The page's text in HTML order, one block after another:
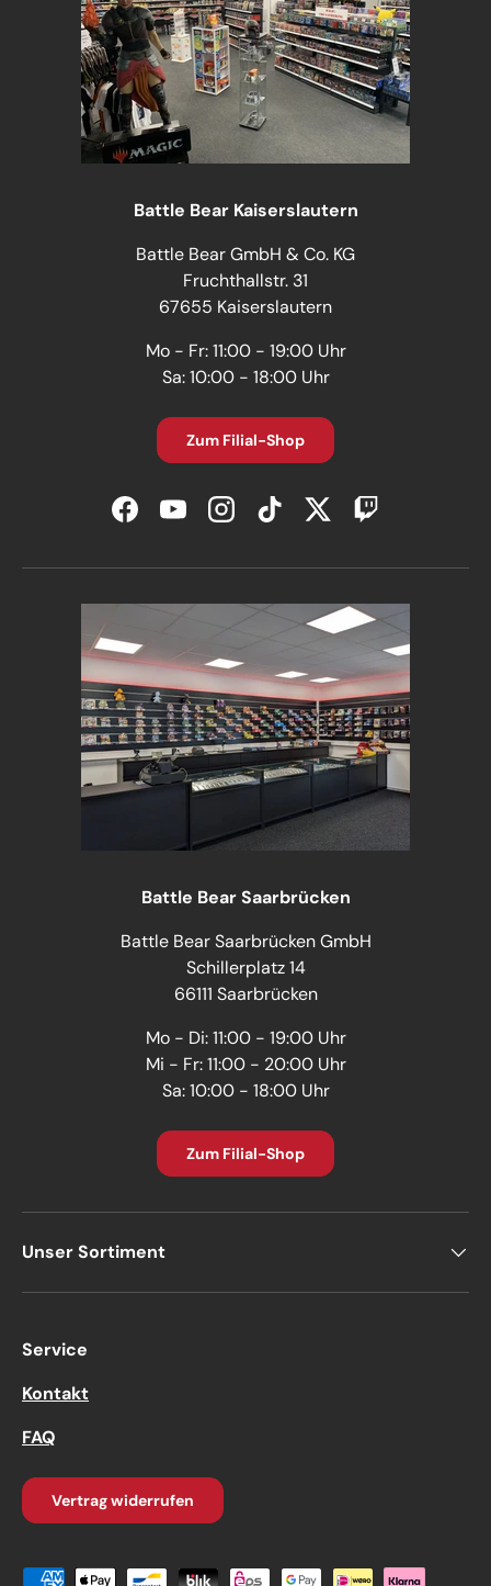
Battle Bear Kaiserslautern
Battle Bear GmbH & Co. KG
Fruchthallstr. 31
67655 Kaiserslautern
Mo - Fr: 11:00 - 19:00 Uhr
Sa: 10:00 - 18:00 Uhr
Zum Filial-Shop
FacebookYouTubeInstagramTikTokTwitterTwitch
Battle Bear Saarbrücken
Battle Bear Saarbrücken GmbH
Schillerplatz 14
66111 Saarbrücken
Mo - Di: 11:00 - 19:00 Uhr
Mi - Fr: 11:00 - 20:00 Uhr
Sa: 10:00 - 18:00 Uhr
Zum Filial-Shop
Unser Sortiment
Service
Kontakt
FAQ
Vertrag widerrufen
Zahlungsmethoden